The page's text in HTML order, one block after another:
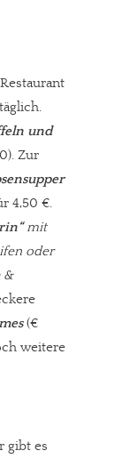
und
Zur
4,50 €.
mit
oder
&
(€
weitere
gibt es